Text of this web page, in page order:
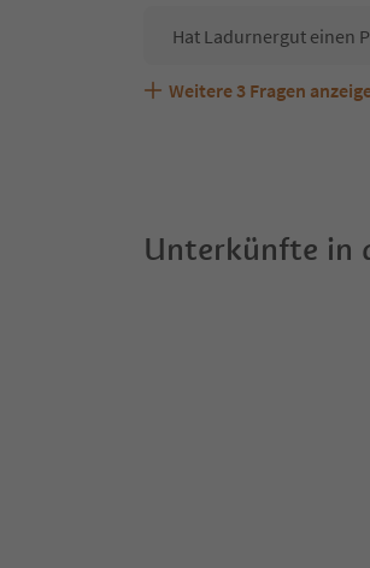
Hat Ladurnergut einen
Sind Haustiere in der
Welche Services bietet
Weitere 3 Fragen
Unterkünfte in